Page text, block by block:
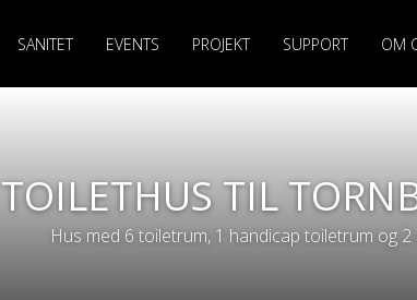
SANITET EVENTS PROJEKT SUPPORT OM
TOILETHUS TIL
Hus med 6 toiletrum, 1 handicap toiletrum og